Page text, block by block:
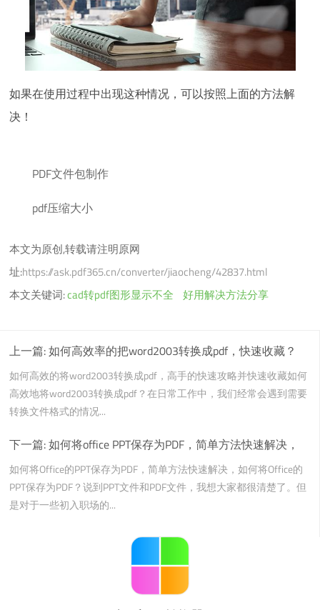
如果在使用过程中出现这种情况，可以按照上面的方法解
决！
PDF文件包制作
pdf压缩大小
本文为原创,转载请注明原网
址:https://ask.pdf365.cn/converter/jiaocheng/42837.html
本文关键词:cad转pdf图形显示不全 好用解决方法分享
上一篇:如何高效率的把word2003转换成pdf，快速收藏？
如何高效的将word2003转换成pdf，高手的快速攻略并快速收藏如何
高效地将word2003转换成pdf？在日常工作中，我们经常会遇到需要
转换文件格式的情况...
下一篇:如何将office PPT保存为PDF，简单方法快速解决，
如何将Office的PPT保存为PDF，简单方法快速解决，如何将Office的
PPT保存为PDF？说到PPT文件和PDF文件，我想大家都很清楚了。但
是对于一些初入职场的...